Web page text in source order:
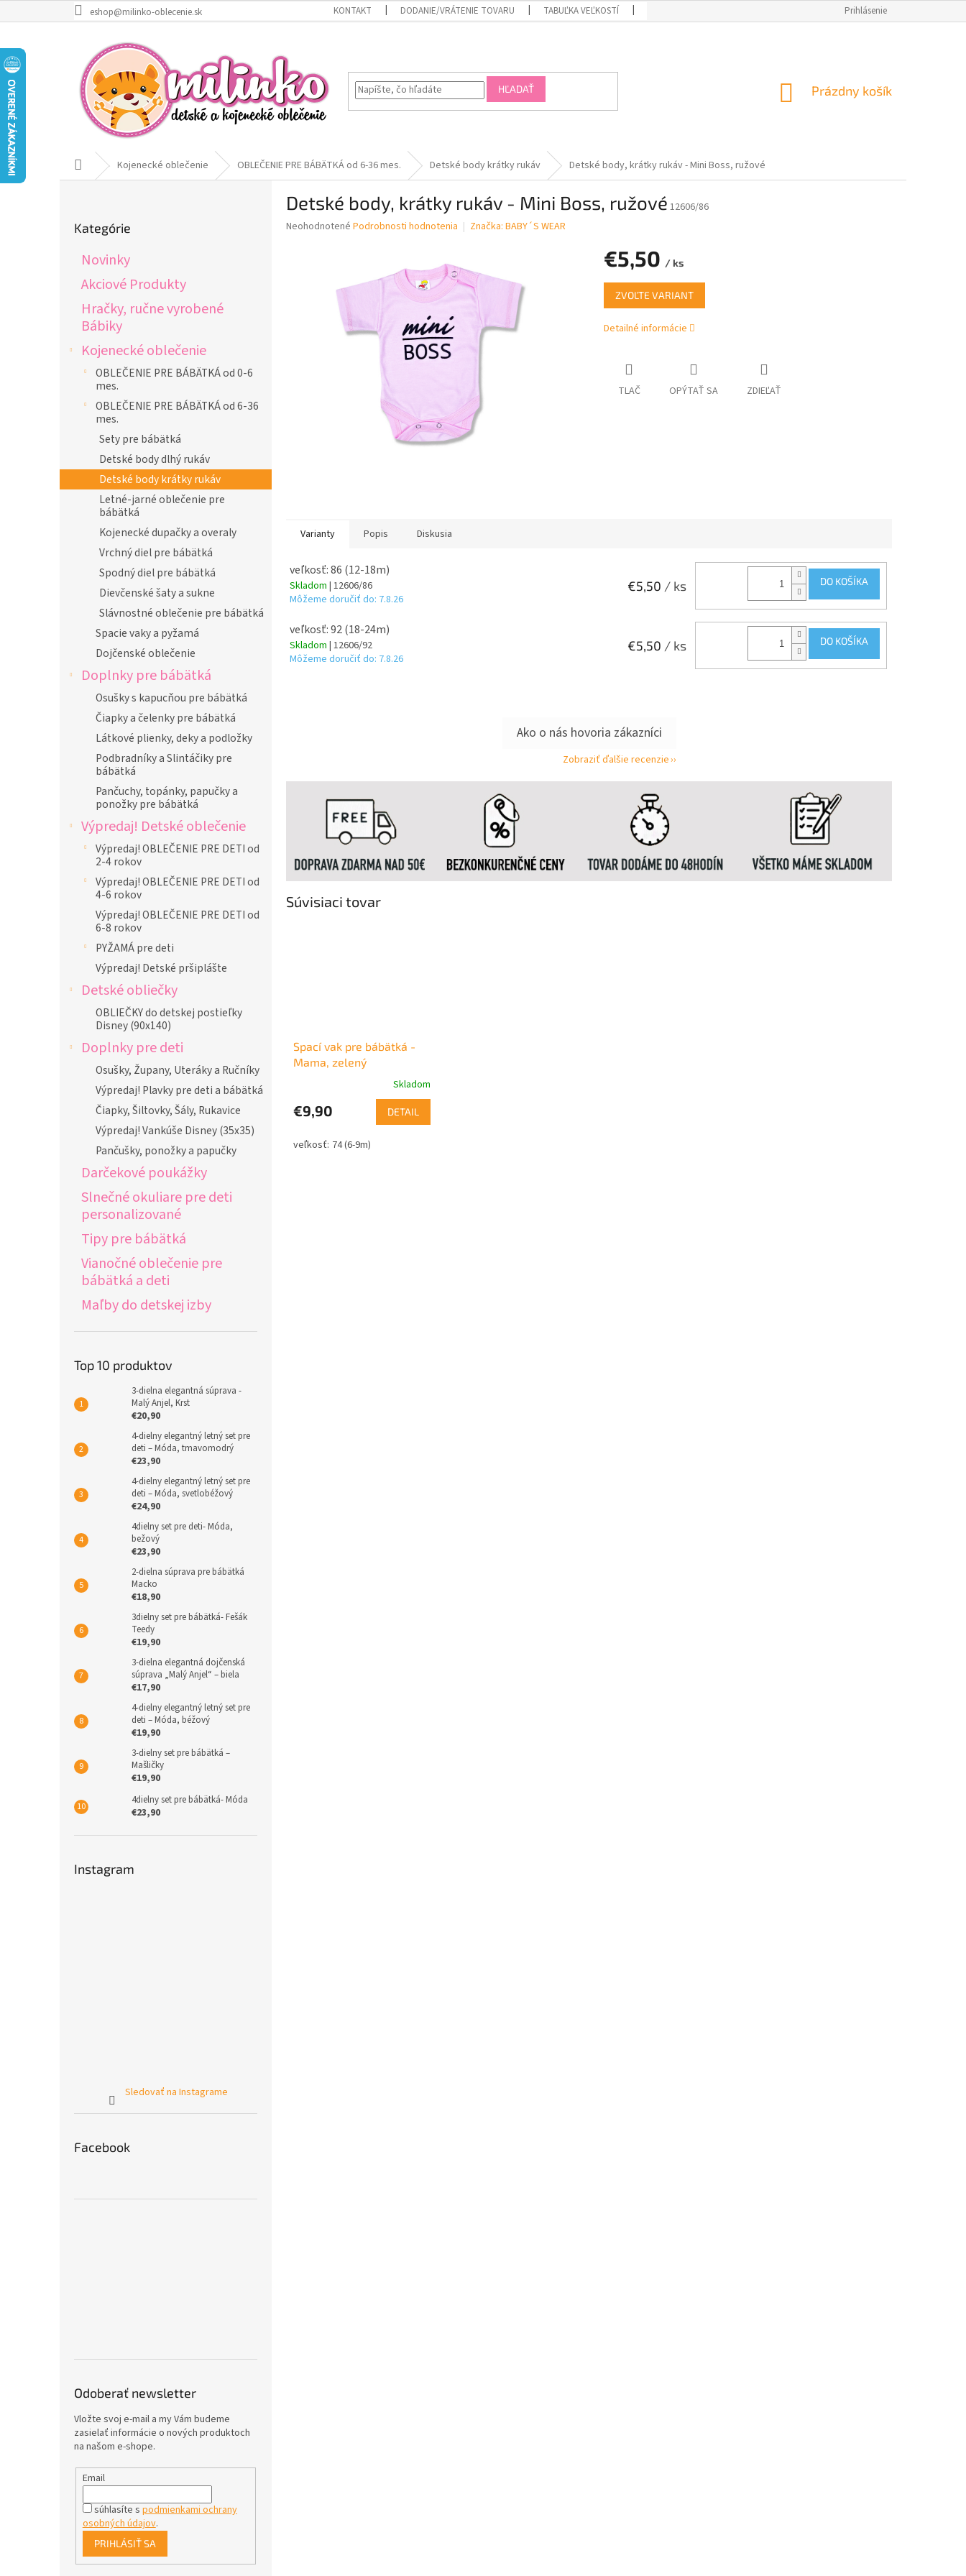
na
eshop@milinko-oblecenie.sk KONTAKT DODANIE/VRÁTENIE TOVARU TABUĽKA VEĽKOSTÍ NAPÍSALI O NÁS
Prihlásenie
HĽADAŤ
NÁKUPNÝ
Prázdny košík
DomovKojenecké oblečenie OBLEČENIE PRE BÁBÄTKÁ od 6-36 mes. Detské body krátky rukáv Detské body, krátky rukáv - Mini Boss, ružové
kategórie
Kategórie
Novinky
Akciové Produkty
Hračky, ručne vyrobené
Bábiky
Kojenecké oblečenie
OBLEČENIE PRE BÁBÄTKÁ od 0-6
mes.
OBLEČENIE PRE BÁBÄTKÁ od 6-36
mes.
Sety pre bábätká
Detské body dlhý rukáv
Detské body krátky rukáv
Letné-jarné oblečenie pre
bábätká
Kojenecké dupačky a overaly
Vrchný diel pre bábätká
Spodný diel pre bábätká
Dievčenské šaty a sukne
Slávnostné oblečenie pre bábätká
Spacie vaky a pyžamá
Dojčenské oblečenie
Doplnky pre bábätká
Osušky s kapucňou pre bábätká
Čiapky a čelenky pre bábätká
Látkové plienky, deky a podložky
Podbradníky a Slintáčiky pre
bábätká
Pančuchy, topánky, papučky a
ponožky pre bábätká
Výpredaj! Detské oblečenie
Výpredaj! OBLEČENIE PRE DETI od
2-4 rokov
Výpredaj! OBLEČENIE PRE DETI od
4-6 rokov
Výpredaj! OBLEČENIE PRE DETI od
6-8 rokov
PYŽAMÁ pre deti
Výpredaj! Detské pršiplášte
Detské obliečky
OBLIEČKY do detskej postieľky
Disney (90x140)
Doplnky pre deti
Osušky, Župany, Uteráky a Ručníky
Výpredaj! Plavky pre deti a bábätká
Čiapky, Šiltovky, Šály, Rukavice
Výpredaj! Vankúše Disney (35x35)
Pančušky, ponožky a papučky
Darčekové poukážky
Slnečné okuliare pre deti
personalizované
Tipy pre bábätká
Vianočné oblečenie pre
bábätká a deti
Maľby do detskej izby
Top 10 produktov
3-dielna elegantná súprava -
Malý Anjel, Krst
€20,90
4-dielny elegantný letný set pre
deti – Móda, tmavomodrý
€23,90
4-dielny elegantný letný set pre
deti – Móda, svetlobéžový
€24,90
4dielny set pre deti- Móda,
bežový
€23,90
2-dielna súprava pre bábätká
Macko
€18,90
3dielny set pre bábätká- Fešák
Teedy
€19,90
3-dielna elegantná dojčenská
súprava „Malý Anjel“ – biela
€17,90
4-dielny elegantný letný set pre
deti – Móda, béžový
€19,90
3-dielny set pre bábätká –
Mašličky
€19,90
4dielny set pre bábätká- Móda
€23,90
Instagram
Sledovať na Instagrame
Facebook
Odoberať newsletter
Vložte svoj e-mail a my Vám budeme
zasielať informácie o nových produktoch
na našom e-shope.
Email
súhlasíte s podmienkami ochrany
osobných údajov.
PRIHLÁSIŤ SA
Detské body, krátky rukáv - Mini Boss, ružové 12606/86
Priemerné
Neohodnotené Podrobnosti hodnotenia Značka: BABY´S WEAR
€5,50 / ks
Jednotková
cena:
ZVOĽTE VARIANT
Detailné informácie
TLAČ OPÝTAŤ SA ZDIEĽAŤ
Súvisiaci tovar
Spací vak pre bábätká -
Mama, zelený
Skladom
€9,90 DETAIL
74 (6-9m)
Varianty Popis Diskusia
veľkosť: 86 (12-18m)
Skladom | 12606/86
Môžeme doručiť do: 7.8.26
€5,50 / ks DO KOŠÍKA
veľkosť: 92 (18-24m)
Skladom | 12606/92
Môžeme doručiť do: 7.8.26
€5,50 / ks DO KOŠÍKA
Zobraziť ďalšie recenzie